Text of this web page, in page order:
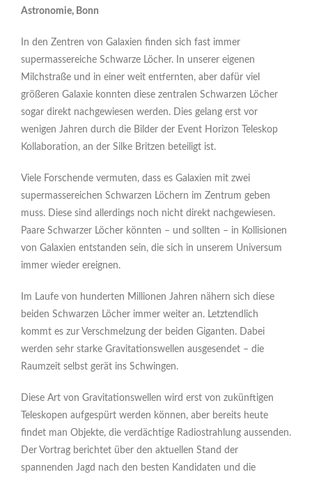
Astronomie, Bonn
In den Zentren von Galaxien finden sich fast immer
supermassereiche Schwarze Löcher. In unserer eigenen
Milchstraße und in einer weit entfernten, aber dafür viel
größeren Galaxie konnten diese zentralen Schwarzen Löcher
sogar direkt nachgewiesen werden. Dies gelang erst vor
wenigen Jahren durch die Bilder der Event Horizon Teleskop
Kollaboration, an der Silke Britzen beteiligt ist.
Viele Forschende vermuten, dass es Galaxien mit zwei
supermassereichen Schwarzen Löchern im Zentrum geben
muss. Diese sind allerdings noch nicht direkt nachgewiesen.
Paare Schwarzer Löcher könnten – und sollten – in Kollisionen
von Galaxien entstanden sein, die sich in unserem Universum
immer wieder ereignen.
Im Laufe von hunderten Millionen Jahren nähern sich diese
beiden Schwarzen Löcher immer weiter an. Letztendlich
kommt es zur Verschmelzung der beiden Giganten. Dabei
werden sehr starke Gravitationswellen ausgesendet – die
Raumzeit selbst gerät ins Schwingen.
Diese Art von Gravitationswellen wird erst von zukünftigen
Teleskopen aufgespürt werden können, aber bereits heute
findet man Objekte, die verdächtige Radiostrahlung aussenden.
Der Vortrag berichtet über den aktuellen Stand der
spannenden Jagd nach den besten Kandidaten und die